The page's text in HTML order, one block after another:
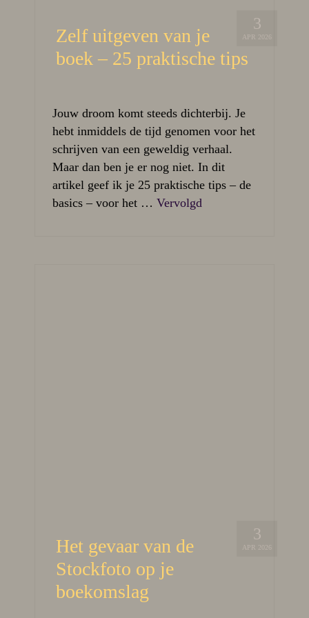
3
APR 2026
Zelf uitgeven van je
boek – 25 praktische tips
Jouw droom komt steeds dichterbij. Je
hebt inmiddels de tijd genomen voor het
schrijven van een geweldig verhaal.
Maar dan ben je er nog niet. In dit
artikel geef ik je 25 praktische tips – de
basics – voor het … Vervolgd
3
APR 2026
Het gevaar van de
Stockfoto op je
boekomslag